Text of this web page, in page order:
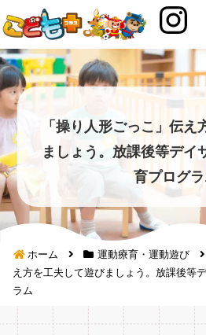
「操り人形ごっこ」伝え
ましょう。放課後等デイ
育プログ
ホーム 運動療育・運動遊び
え方を工夫して遊びましょう。放課後等
ラム